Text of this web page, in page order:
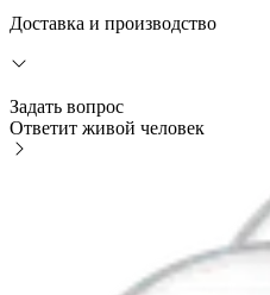
Доставка и производство
Задать вопрос
Ответит живой человек